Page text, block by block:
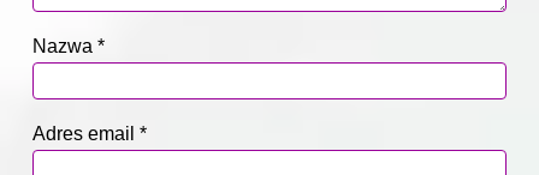
Nazwa *
Adres email *